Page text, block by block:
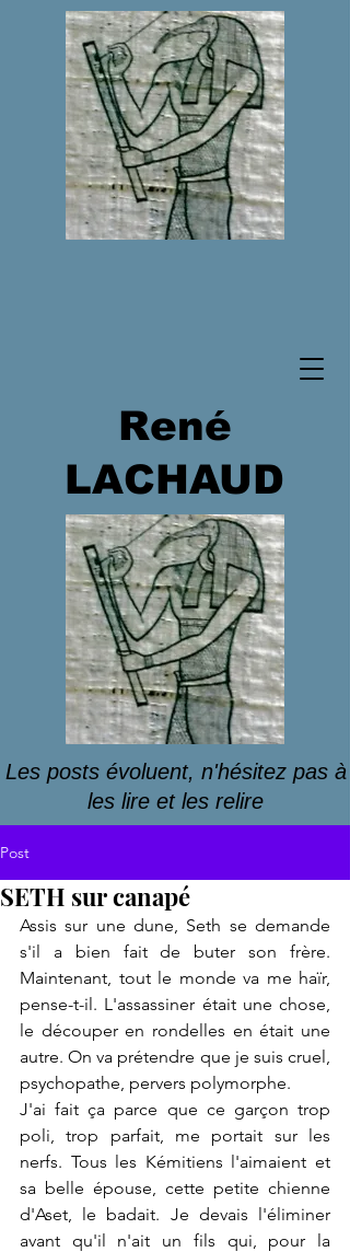
René
LACHAUD
Les posts évoluent, n'hésitez pas à
les lire et les relire
Post
SETH sur canapé
Assis sur une dune, Seth se demande
s'il a bien fait de buter son frère.
Maintenant, tout le monde va me haïr,
pense-t-il. L'assassiner était une chose,
le découper en rondelles en était une
autre. On va prétendre que je suis cruel,
psychopathe, pervers polymorphe.
J'ai fait ça parce que ce garçon trop
poli, trop parfait, me portait sur les
nerfs. Tous les Kémitiens l'aimaient et
sa belle épouse, cette petite chienne
d'Aset, le badait. Je devais l'éliminer
avant qu'il n'ait un fils qui, pour la